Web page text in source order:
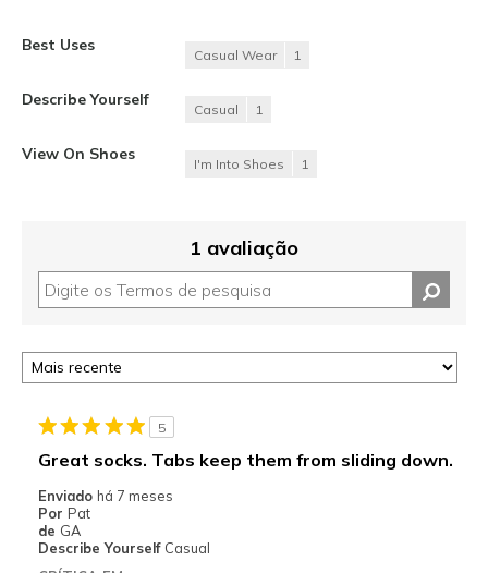
Best Uses
Casual Wear 1
Describe Yourself
Casual 1
View On Shoes
I'm Into Shoes 1
1 avaliação
5
Great socks. Tabs keep them from sliding down.
Enviado há 7 meses
Por Pat
de GA
Describe Yourself Casual